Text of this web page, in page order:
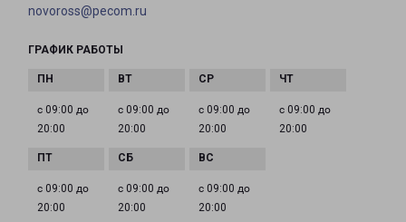
novoross@pecom.ru
ГРАФИК РАБОТЫ
с 09:00 до
20:00
с 09:00 до
20:00
с 09:00 до
20:00
с 09:00 до
20:00
с 09:00 до
20:00
с 09:00 до
20:00
с 09:00 до
20:00